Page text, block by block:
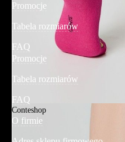
Promocje
Tabela rozmiarów
FAQ
Promocje
Tabela rozmiarów
FAQ
Conteshop
O firmie